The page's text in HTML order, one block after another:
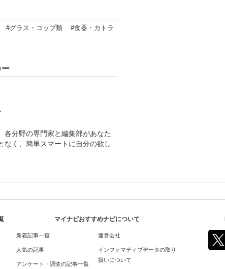
#グラス・コップ類
#食器・カトラ
ー
各分野の専門家と編集部があなた
なく、簡単スマートに自分の欲し
マイナビおすすめナビについて
新着記事一覧
人気の記事
アンケート・調査の記事一覧
運営会社
インフォマティブデータの取り
扱いについて